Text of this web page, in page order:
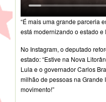
“É mais uma grande parceria
está modernizando o estado e
No Instagram, o deputado
estado: “Estive na Nova
Lula e o governador Carlos
milhão de pessoas na
movimento!”